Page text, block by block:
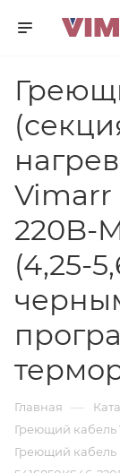
Vimarr
220B-
(4,25-
Главная —
Греющий кабель
Греющий кабель